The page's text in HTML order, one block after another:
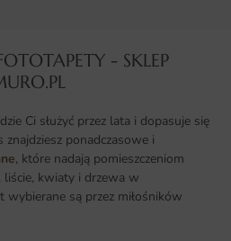
- SKLEP
Ci służyć przez lata i dopasuje się
ponadczasowe i
, które nadają pomieszczeniom
kwiaty i drzewa w
są przez miłośników